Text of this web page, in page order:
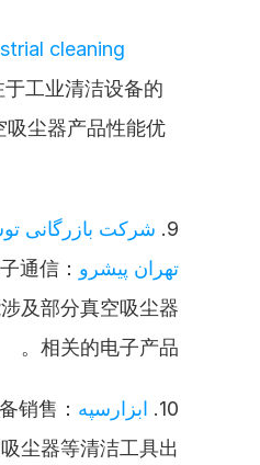
cleaning
于工业清洁设备的
吸尘器产品性能优
9.
تهران پیشرو
子通信
及部分真空吸尘器
相关的电子产品。
10. ابزارسپه
销售
尘器等清洁工具出